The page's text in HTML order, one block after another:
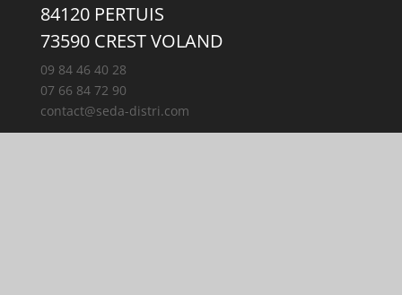
84120 PERTUIS
73590 CREST VOLAND
09 84 46 40 28
07 66 84 72 90
contact@seda-distri.com